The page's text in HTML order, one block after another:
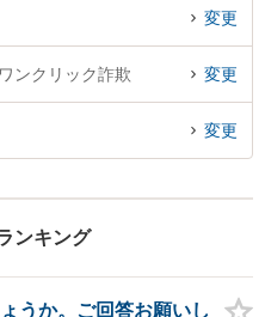
変更
ンクリック詐欺 変更
変更
ンキング
うか。ご回答お願いし